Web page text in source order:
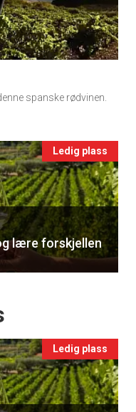
Du
å få
spanske rødvinen.
Ledig plass
lære forskjellen
Ledig plass